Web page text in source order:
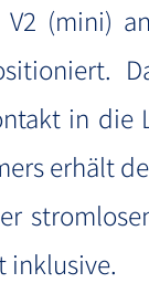
(mini)
in die
erhält
inklusive.